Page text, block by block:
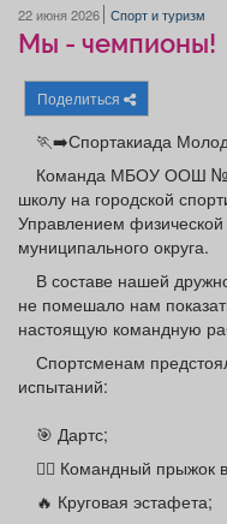
Работа
Товары
ТВ программа
22 июня 2026 Спорт и туризм
Мы - чемпионы!
Поделиться
🏃‍➡️Спортакиада
Команда МБОУ ООШ
школу на городской
Управлением физической
муниципального округа.
В составе нашей
не помешало нам
настоящую командную
Спортсменам
испытаний:
🎯 Дартс;
🏃‍♂️ Командный прыжок
🔥 Круговая эстафета;